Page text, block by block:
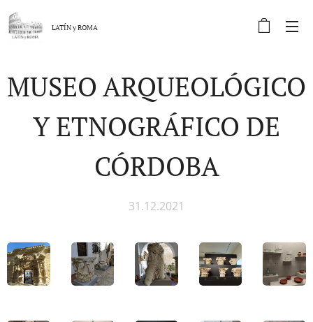
LATÍN yROMA
MUSEO ARQUEOLÓGICO
Y ETNOGRÁFICO DE
CÓRDOBA
31.12.2021